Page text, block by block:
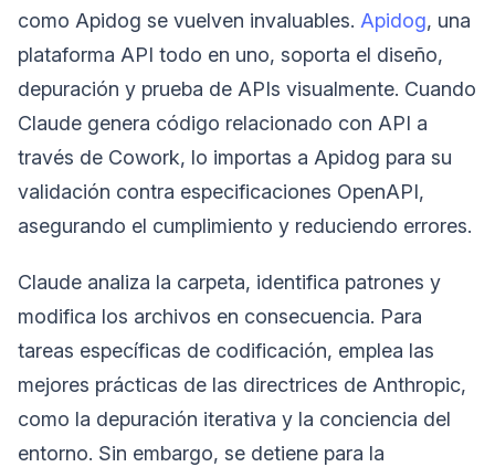
como Apidog se vuelven invaluables. Apidog, una
plataforma API todo en uno, soporta el diseño,
depuración y prueba de APIs visualmente. Cuando
Claude genera código relacionado con API a
través de Cowork, lo importas a Apidog para su
validación contra especificaciones OpenAPI,
asegurando el cumplimiento y reduciendo errores.
Claude analiza la carpeta, identifica patrones y
modifica los archivos en consecuencia. Para
tareas específicas de codificación, emplea las
mejores prácticas de las directrices de Anthropic,
como la depuración iterativa y la conciencia del
entorno. Sin embargo, se detiene para la